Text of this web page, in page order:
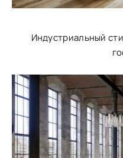
Индустриальный